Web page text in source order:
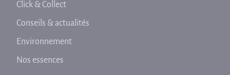
Click & Collect
Conseils & actualités
Environnement
Nos essences